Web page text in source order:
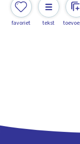
favoriet tekst